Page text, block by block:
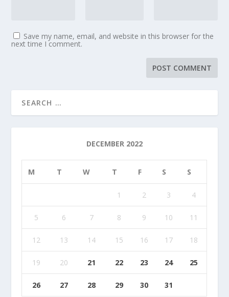
Save my name, email, and website in this browser for the
next time I comment.
DECEMBER 2022
M T W T F S S
1 2 3 4
5 6 7 8 9 10 11
12 13 14 15 16 17 18
19 20 21 22 23 24 25
26 27 28 29 30
31